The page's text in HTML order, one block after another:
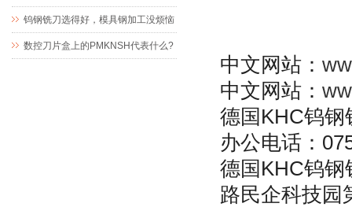
中文网站：
中文网站：
德国 KHC钨钢
办公电话：
德国 KHC钨钢
路民企科技园
钨钢铣刀选得好，模具钢加工没烦恼
数控刀片盒上的PMKNSH代表什么?